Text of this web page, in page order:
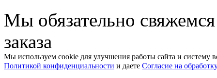
Мы обязательно
заказа
Мы используем cookie для улучшения работы сайта и систему
Политикой конфиденциальности и даете Согласие на